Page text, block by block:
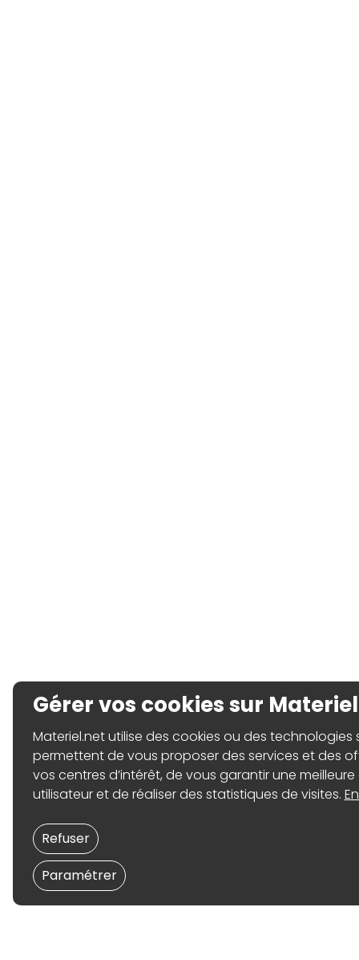
Gérer vos cookies sur
Materiel.net utilise des cookies ou des technologies
permettent de vous proposer des services et des
vos centres d’intérêt, de vous garantir une
utilisateur et de réaliser des statistiques de visites.
Paramétrer
Refuser